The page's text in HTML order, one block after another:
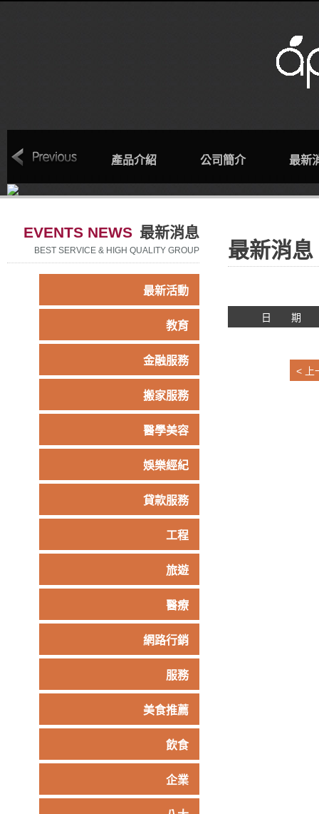
回首頁 產品介紹 公司簡介 最新
EVENTS NEWS 最新消息
BEST SERVICE & HIGH QUALITY GROUP
最新活動
教育
金融服務
搬家服務
醫學美容
娛樂經紀
貸款服務
工程
旅遊
醫療
網路行銷
服務
美食推薦
飲食
企業
最新消息
日 期
< 上